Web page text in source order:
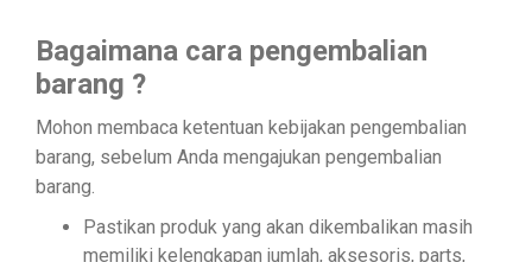
Bagaimana cara pengembalian
barang ?
Mohon membaca ketentuan kebijakan pengembalian
barang, sebelum Anda mengajukan pengembalian
barang.
Pastikan produk yang akan dikembalikan masih
memiliki kelengkapan jumlah, aksesoris, parts,
Hand
Tools
Tools
Accessories